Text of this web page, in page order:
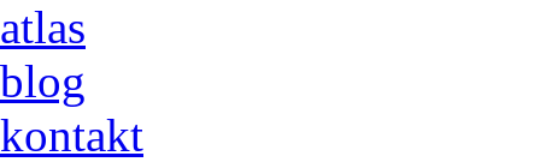
atlas
blog
kontakt